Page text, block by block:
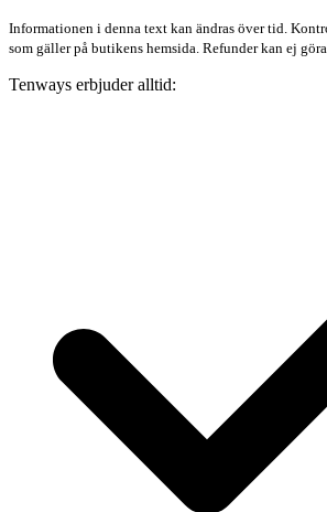
Informationen i denna text kan ändras över tid.
som gäller på butikens hemsida. Refunder kan ej
Tenways erbjuder alltid: